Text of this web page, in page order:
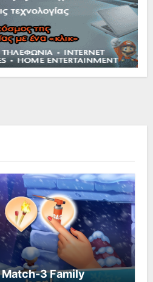
3 Family